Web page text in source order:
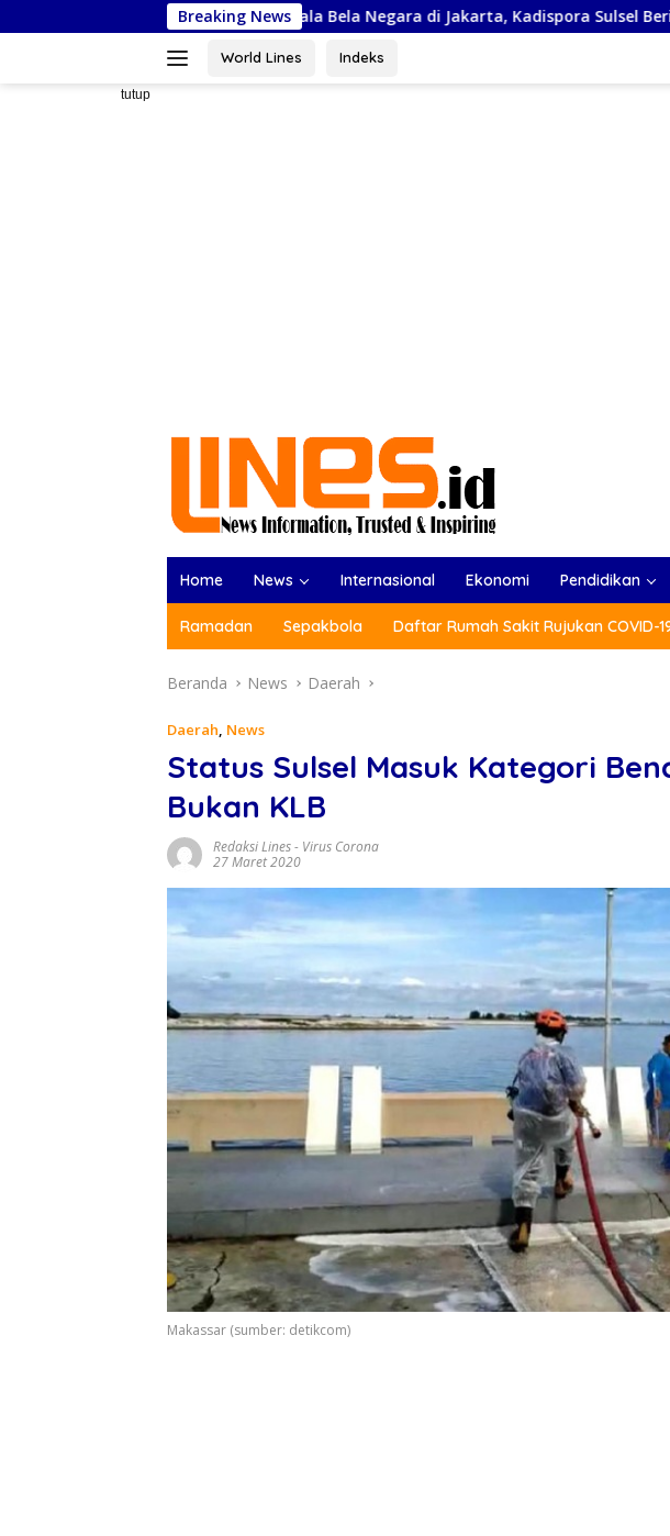
ke
Breaking News
Ikuti Kejurnas Piala Bela Negara di Jakarta, Kadispora Sulsel Beri Apresiasi
World Lines Indeks
tutup
Home News Internasional Ekonomi Pendidikan
Ramadan Sepakbola Daftar Rumah Sakit Rujukan COVID-
Beranda News Daerah
Daerah, News
Status Sulsel Masuk Kategori
Bukan KLB
Redaksi Lines- Virus Corona
27 Maret 2020
Makassar (sumber: detikcom)